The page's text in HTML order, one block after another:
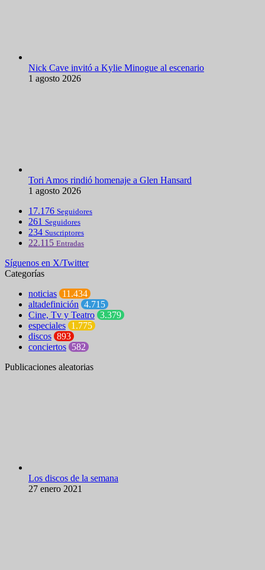
Nick Cave invitó a Kylie Minogue al escenario
1 agosto 2026
Tori Amos rindió homenaje a Glen Hansard
1 agosto 2026
17.176 Seguidores
261 Seguidores
234 Suscriptores
22.115 Entradas
Síguenos en X/Twitter
Categorías
noticias 11.434
altadefinición 4.715
Cine, Tv y Teatro 3.379
especiales 1.775
discos 893
conciertos 582
Publicaciones aleatorias
Los discos de la semana
27 enero 2021